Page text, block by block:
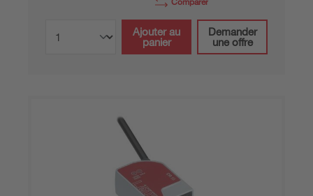
Ajouter au
panier
Demander
une offre